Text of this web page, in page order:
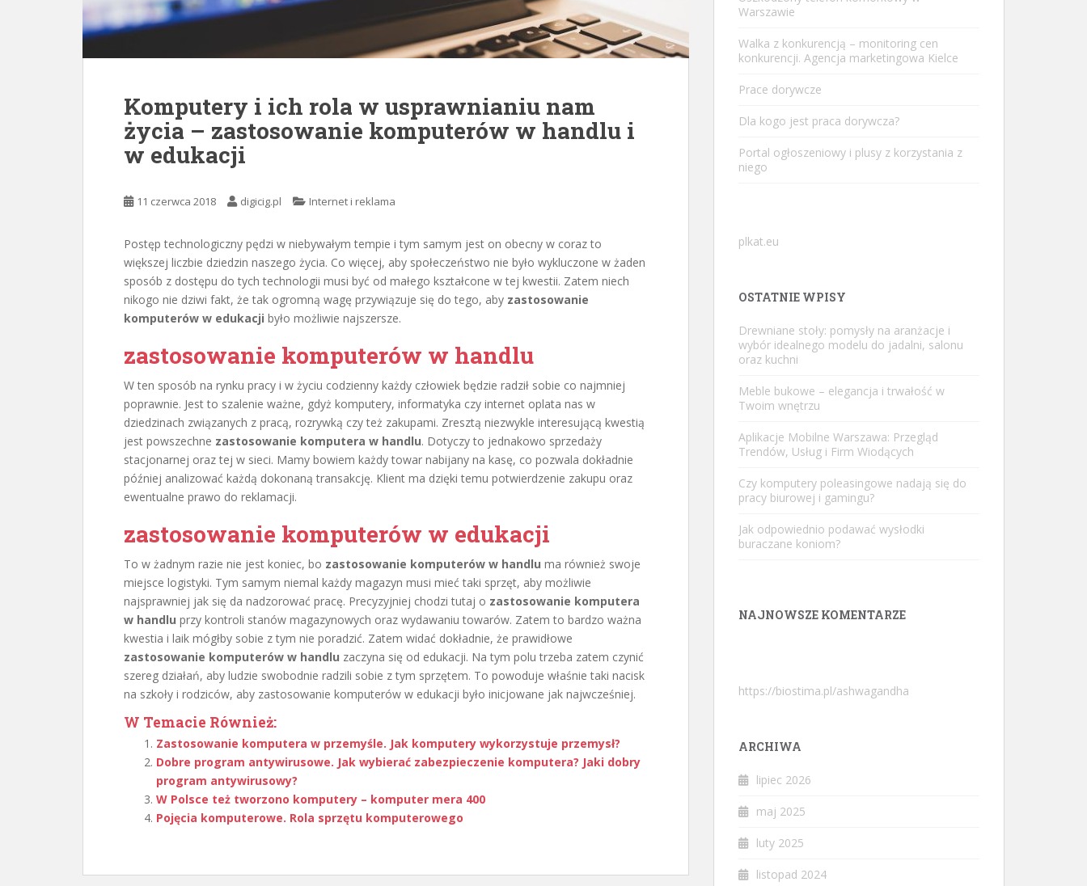
Komputery i ich rola w usprawnianiu nam
życia – zastosowanie komputerów w handlu i
w edukacji
11 czerwca 2018 digicig.pl Internet i reklama
Postęp technologiczny pędzi w niebywałym tempie i tym samym jest on obecny w coraz to
większej liczbie dziedzin naszego życia. Co więcej, aby społeczeństwo nie było wykluczone w żaden
sposób z dostępu do tych technologii musi być od małego kształcone w tej kwestii. Zatem niech
nikogo nie dziwi fakt, że tak ogromną wagę przywiązuje się do tego, aby zastosowanie
komputerów w edukacji było możliwie najszersze.
zastosowanie komputerów w handlu
W ten sposób na rynku pracy i w życiu codzienny każdy człowiek będzie radził sobie co najmniej
poprawnie. Jest to szalenie ważne, gdyż komputery, informatyka czy internet oplata nas w
dziedzinach związanych z pracą, rozrywką czy też zakupami. Zresztą niezwykle interesującą kwestią
jest powszechne zastosowanie komputera w handlu. Dotyczy to jednakowo sprzedaży
stacjonarnej oraz tej w sieci. Mamy bowiem każdy towar nabijany na kasę, co pozwala dokładnie
później analizować każdą dokonaną transakcję. Klient ma dzięki temu potwierdzenie zakupu oraz
ewentualne prawo do reklamacji.
zastosowanie komputerów w edukacji
To w żadnym razie nie jest koniec, bo zastosowanie komputerów w handlu ma również swoje
miejsce logistyki. Tym samym niemal każdy magazyn musi mieć taki sprzęt, aby możliwie
najsprawniej jak się da nadzorować pracę. Precyzyjniej chodzi tutaj o zastosowanie komputera
w handlu przy kontroli stanów magazynowych oraz wydawaniu towarów. Zatem to bardzo ważna
kwestia i laik mógłby sobie z tym nie poradzić. Zatem widać dokładnie, że prawidłowe
zastosowanie komputerów w handlu zaczyna się od edukacji. Na tym polu trzeba zatem czynić
szereg działań, aby ludzie swobodnie radzili sobie z tym sprzętem. To powoduje właśnie taki nacisk
na szkoły i rodziców, aby zastosowanie komputerów w edukacji było inicjowane jak najwcześniej.
W Temacie Również:
Zastosowanie komputera w przemyśle. Jak komputery wykorzystuje przemysł?
Dobre program antywirusowe. Jak wybierać zabezpieczenie komputera? Jaki dobry
program antywirusowy?
W Polsce też tworzono komputery – komputer mera 400
Pojęcia komputerowe. Rola sprzętu komputerowego
Warszawie
Walka z konkurencją – monitoring cen
konkurencji. Agencja marketingowa Kielce
Prace dorywcze
Dla kogo jest praca dorywcza?
Portal ogłoszeniowy i plusy z korzystania z
niego
plkat.eu
OSTATNIE WPISY
Drewniane stoły: pomysły na aranżacje i
wybór idealnego modelu do jadalni, salonu
oraz kuchni
Meble bukowe – elegancja i trwałość w
Twoim wnętrzu
Aplikacje Mobilne Warszawa: Przegląd
Trendów, Usług i Firm Wiodących
Czy komputery poleasingowe nadają się do
pracy biurowej i gamingu?
Jak odpowiednio podawać wysłodki
buraczane koniom?
NAJNOWSZE KOMENTARZE
https://biostima.pl/ashwagandha
ARCHIWA
lipiec 2026
maj 2025
luty 2025
listopad 2024